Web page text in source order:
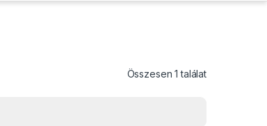
Összesen 1 találat